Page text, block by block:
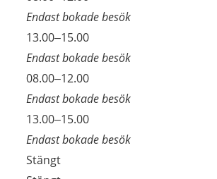
Endast bokade besök
13.00–15.00
Endast bokade besök
08.00–12.00
Endast bokade besök
13.00–15.00
Endast bokade besök
Stängt